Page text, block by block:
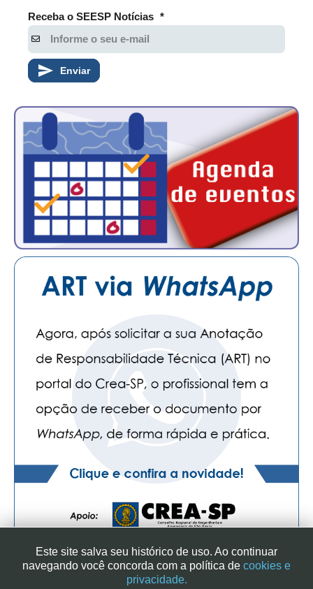
Receba o SEESP Notícias *
Enviar
SINDICATO DOS ENGENHEIROS NO ESTADO DE SÃO PAULO
Este site salva seu histórico de uso. Ao continuar
navegando você concorda com a política de cookies e
privacidade.